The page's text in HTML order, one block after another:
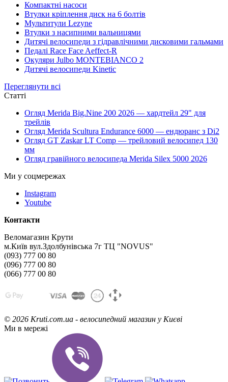
Компактні насоси
Втулки кріплення диск на 6 болтів
Мультитули Lezyne
Втулки з насипними вальницями
Дитячі велосипеди з гідравлічними дисковими гальмами
Педалі Race Face Aeffect-R
Окуляри Julbo MONTEBIANCO 2
Дитячі велосипеди Kinetic
Переглянути всі
Статті
Огляд Merida Big.Nine 200 2026 — хардтейл 29" для
трейлів
Огляд Merida Scultura Endurance 6000 — ендюранс з Di2
Огляд GT Zaskar LT Comp — трейловий велосипед 130
мм
Огляд гравійного велосипеда Merida Silex 5000 2026
Ми у соцмережах
Instagram
Youtube
Контакти
Веломагазин Крути
м.Київ вул.Здолбунівська 7г ТЦ "NOVUS"
(093) 777 00 80
(096) 777 00 80
(066) 777 00 80
© 2026 Kruti.com.ua - велосипедний магазин у Києві
Ми в мережі